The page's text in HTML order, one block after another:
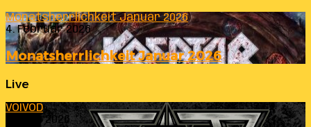
Monatsherrlichkeit Januar 2026
4. Februar 2026
Monatsherrlichkeit Januar 2026
Live
VOIVOD
23. Juli 2026